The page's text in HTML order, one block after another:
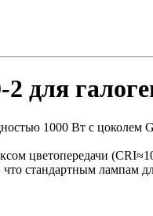
для
1000 Вт с цоколем
цветопередачи
стандартным лампам